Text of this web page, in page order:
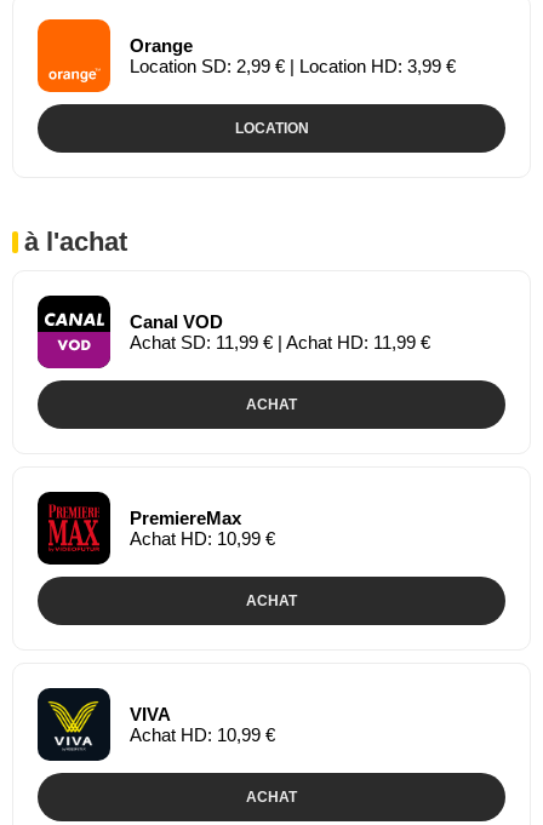
Orange
Location SD: 2,99 € | Location HD: 3,99 €
LOCATION
à l'achat
Canal VOD
Achat SD: 11,99 € | Achat HD: 11,99 €
ACHAT
PremiereMax
Achat HD: 10,99 €
ACHAT
VIVA
Achat HD: 10,99 €
ACHAT